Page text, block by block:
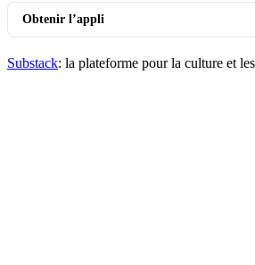
Obtenir l’appli
Substack: la plateforme pour la culture et